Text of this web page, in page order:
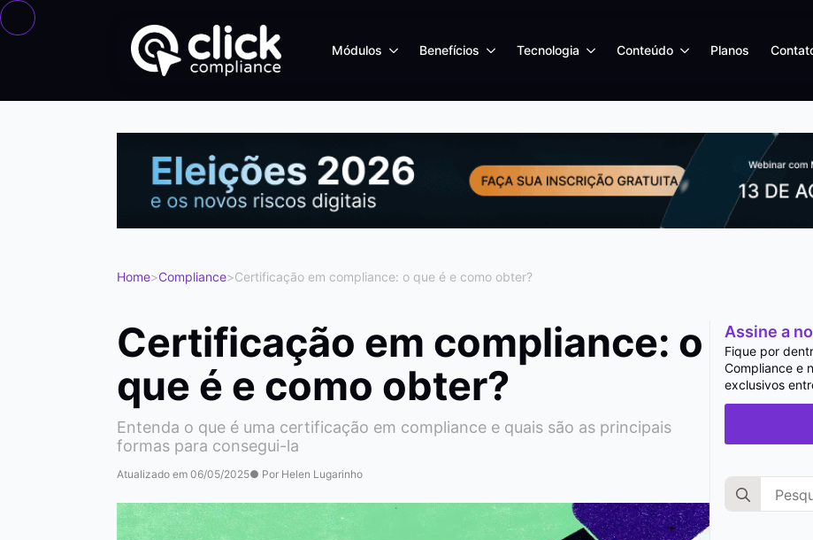
Módulos Benefícios Tecnologia Conteúdo Planos
Home>Compliance>Certificação em compliance: o que é e como obter?
Certificação em compliance: o
que é e como obter?
Entenda o que é uma certificação em compliance e quais são as principais
formas para consegui-la
Atualizado em 06/05/2025● Por Helen Lugarinho
Assine a
Fique por
Compliance e
exclusivos
Search
for: